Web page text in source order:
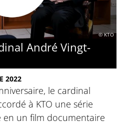
© KTO
André Vingt-
2022
le cardinal
à KTO une série
un film documentaire